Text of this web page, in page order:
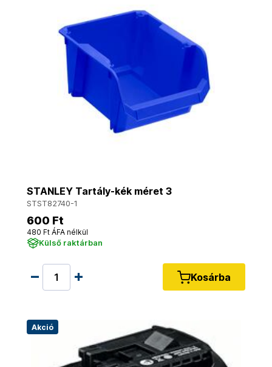
STANLEY Tartály-kék méret 3
STST82740-1
600 Ft
480 Ft ÁFA nélkül
Külső raktárban
Kosárba
Akció